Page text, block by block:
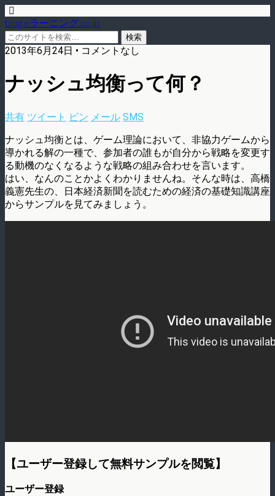
blog.eラーニング.co.jp
2013年6月24日 • コメントなし
ナッシュ均衡って何？
共有 ツイート ピン メール SMS
ナッシュ均衡とは、ゲーム理論において、非協力ゲームから
導かれる解の一種で、参加者の誰もが自分から戦略を変更す
る動機のなくなるような戦略の組み合わせを言います。
はい、なんのことかよくわかりませんね。そんな時は、高橋
義憲先生の、日本経済新聞を読むための経済の基礎知識講座
からサンプルを見てみましょう。
【ユーザー登録して無料サンプルを閲覧】
ユーザー登録